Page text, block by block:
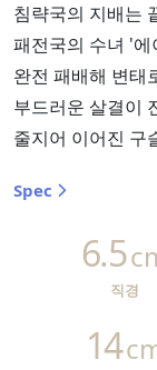
침략국의 지배는
패전국의 수녀 '
완전 패배해 변태
부드러운 살결이
줄지어 이어진 구
Spec
직경
6.5
14